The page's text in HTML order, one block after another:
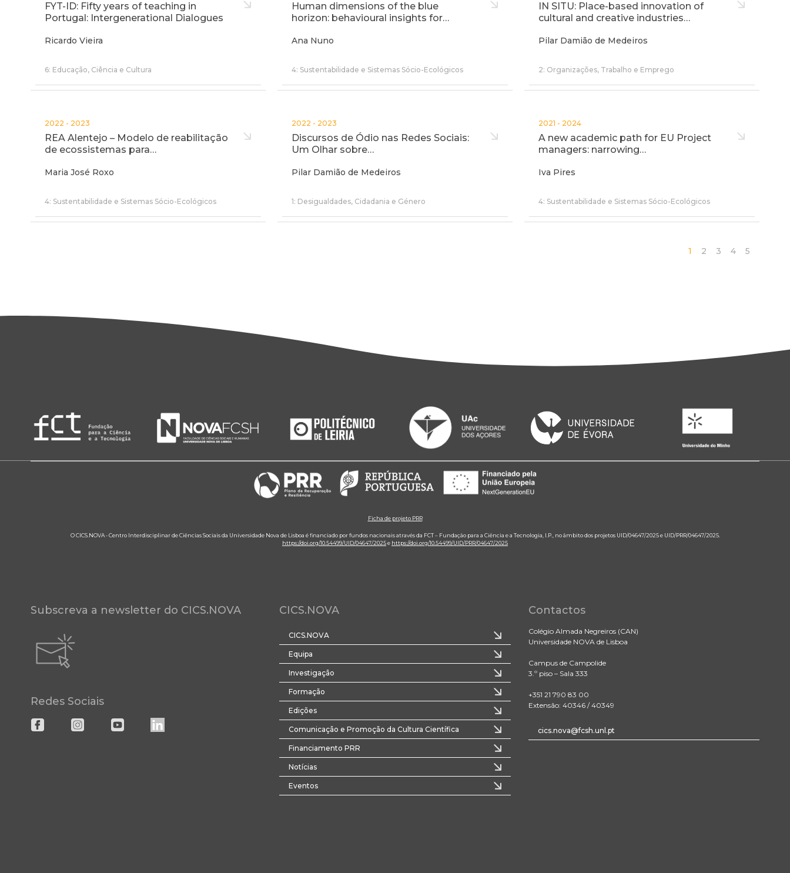
FYT-ID: Fifty years of teaching in
Portugal: Intergenerational Dialogues
Ricardo Vieira
6: Educação, Ciência e Cultura
Human dimensions of the blue
horizon: behavioural insights for…
Ana Nuno
4: Sustentabilidade e Sistemas Sócio-Ecológicos
IN SITU: Place-based innovation of
cultural and creative industries…
Pilar Damião de Medeiros
2: Organizações, Trabalho e Emprego
2022 - 2023
REA Alentejo – Modelo de reabilitação
de ecossistemas para…
Maria José Roxo
4: Sustentabilidade e Sistemas Sócio-Ecológicos
2022 - 2023
Discursos de Ódio nas Redes Sociais:
Um Olhar sobre…
Pilar Damião de Medeiros
1: Desigualdades, Cidadania e Género
2021 - 2024
A new academic path for EU Project
managers: narrowing…
Iva Pires
4: Sustentabilidade e Sistemas Sócio-Ecológicos
1 2 3 4 5
Ficha de projeto PRR
O CICS.NOVA - Centro Interdisciplinar de Ciências Sociais da Universidade Nova de Lisboa é financiado por fundos nacionais através da FCT – Fundação para a Ciência e a Tecnologia, I.P., no âmbito dos projetos UID/04647/2025 e UID/PRR/04647/2025.
https://doi.org/10.54499/UID/04647/2025e https://doi.org/10.54499/UID/PRR/04647/2025
Subscreva a newsletter do CICS.NOVA
Redes Sociais
CICS.NOVA
CICS.NOVA
Equipa
Investigação
Formação
Edições
Comunicação e Promoção da Cultura Científica
Financiamento PRR
Notícias
Eventos
Contactos
Colégio Almada Negreiros (CAN)
Universidade NOVA de Lisboa
Campus de Campolide
3.º piso – Sala 333
+351 21 790 83 00
Extensão: 40346 / 40349
cics.nova@fcsh.unl.pt